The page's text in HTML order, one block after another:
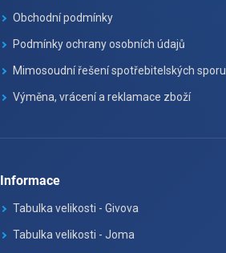
Obchodní podmínky
Podmínky ochrany osobních údajů
Mimosoudní řešení spotřebitelských sporu
Výměna, vrácení a reklamace zboží
Informace
Tabulka velikosti - Givova
Tabulka velikosti - Joma